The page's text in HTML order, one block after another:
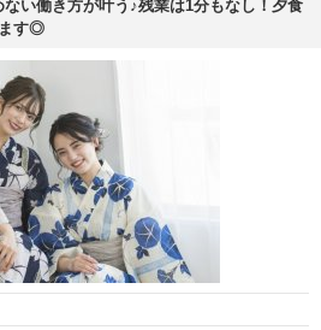
い働き方が叶う♪残業は1分もなし！夕食
す◎